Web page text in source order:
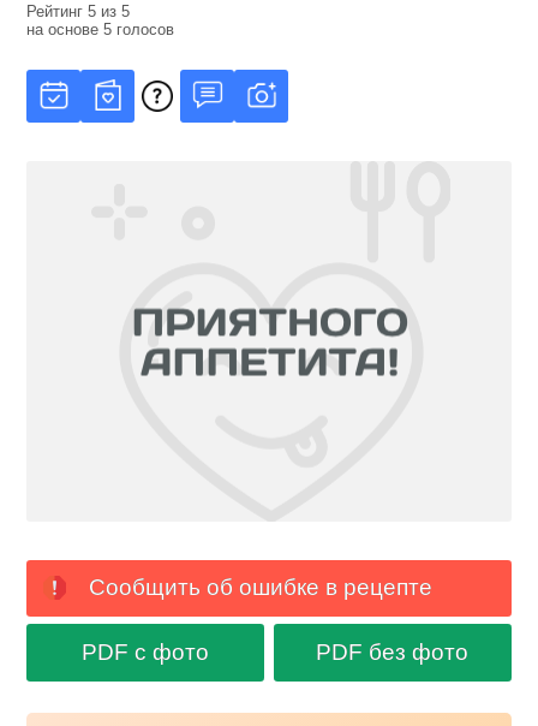
Рейтинг5 из5
на основе5 голосов
Сообщить об ошибке в рецепте
PDF с фото PDF без фото